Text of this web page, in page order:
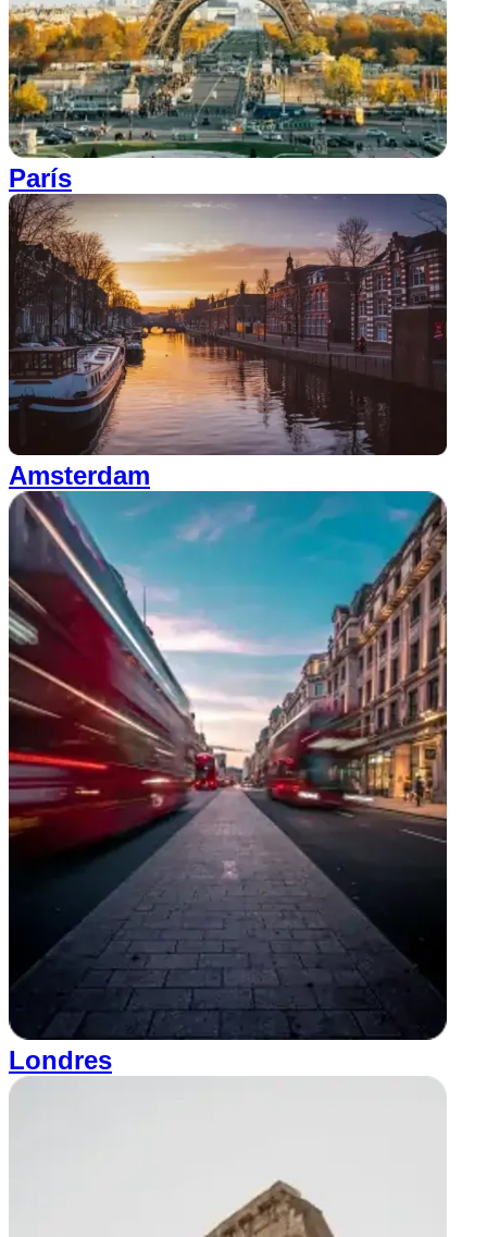
París
Amsterdam
Londres